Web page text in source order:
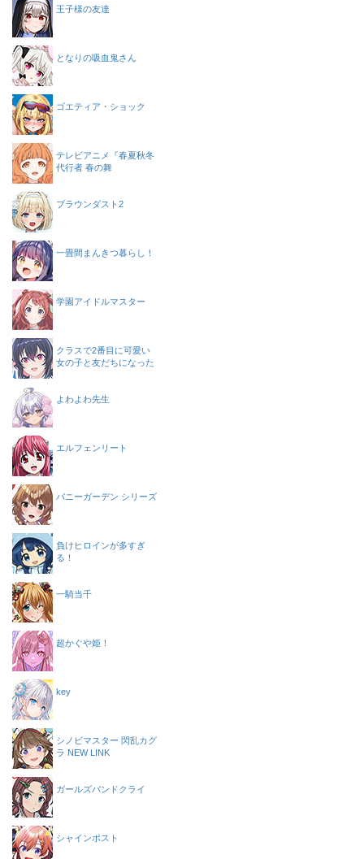
王子様の友達
となりの吸血鬼さん
ゴエティア・ショック
テレビアニメ『春夏秋冬
代行者 春の舞
ブラウンダスト2
一畳間まんきつ暮らし！
学園アイドルマスター
クラスで2番目に可愛い
女の子と友だちになった
よわよわ先生
エルフェンリート
バニーガーデン シリーズ
負けヒロインが多すぎ
る！
一騎当千
超かぐや姫！
key
シノビマスター 閃乱カグ
ラ NEW LINK
ガールズバンドクライ
シャインポスト